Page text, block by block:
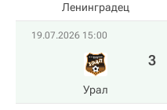
Ленинградец
19.07.2026 15:00
Урал
3